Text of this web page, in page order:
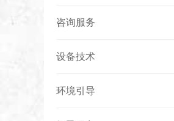
咨询服务
设备技术
环境引导